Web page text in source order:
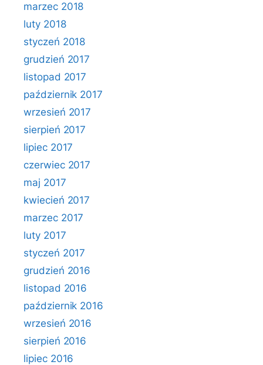
marzec 2018
luty 2018
styczeń 2018
grudzień 2017
listopad 2017
październik 2017
wrzesień 2017
sierpień 2017
lipiec 2017
czerwiec 2017
maj 2017
kwiecień 2017
marzec 2017
luty 2017
styczeń 2017
grudzień 2016
listopad 2016
październik 2016
wrzesień 2016
sierpień 2016
lipiec 2016